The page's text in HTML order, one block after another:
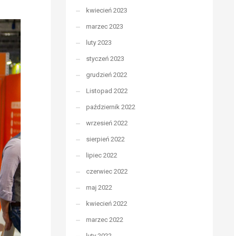
kwiecień 2023
marzec 2023
luty 2023
styczeń 2023
grudzień 2022
Listopad 2022
październik 2022
wrzesień 2022
sierpień 2022
lipiec 2022
czerwiec 2022
maj 2022
kwiecień 2022
marzec 2022